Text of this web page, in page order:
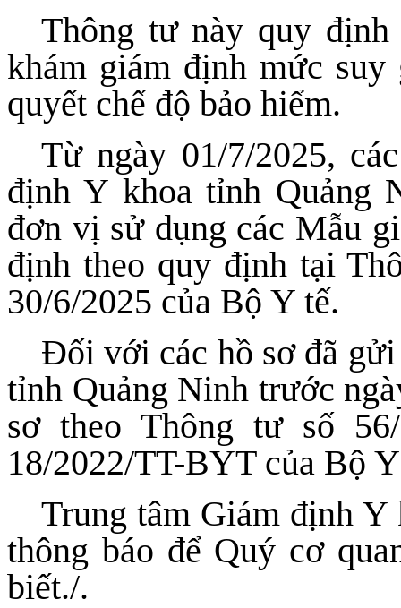
Thông tư này quy
khám giám định mức
quyết chế độ bảo hiểm.
Từ ngày 01/7/2025,
định Y khoa tỉnh Quảng
đơn vị sử dụng các Mẫu
định theo quy định tại
30/6/2025 của Bộ Y tế.
Đối với các hồ sơ đã
tỉnh Quảng Ninh trước
sơ theo Thông tư số
18/2022/TT-BYT của Bộ
Trung tâm Giám định
thông báo để Quý cơ
biết./.